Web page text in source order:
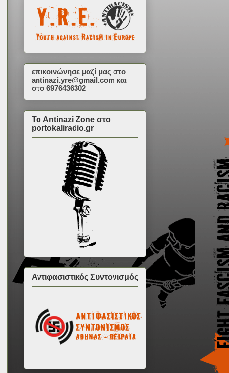
επικοινώνησε μαζί μας στο
antinazi.yre@gmail.com και
στο 6976436302
Το Antinazi Zone στο
portokaliradio.gr
Αντιφασιστικός Συντονισμός